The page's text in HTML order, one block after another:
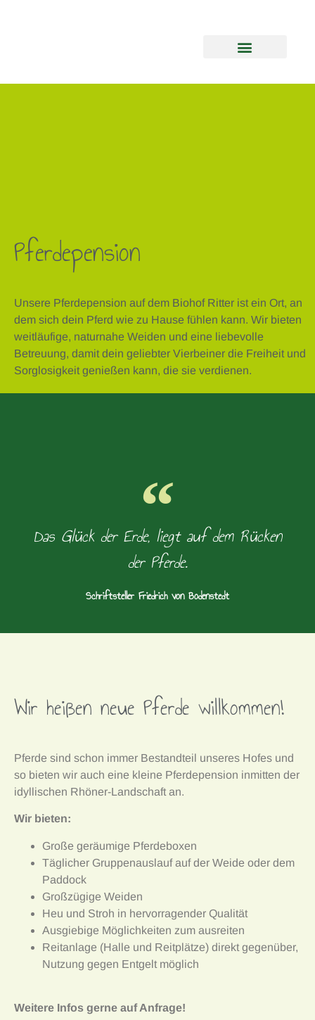
Pferdepension
Unsere Pferdepension auf dem Biohof Ritter ist ein Ort, an
dem sich dein Pferd wie zu Hause fühlen kann. Wir bieten
weitläufige, naturnahe Weiden und eine liebevolle
Betreuung, damit dein geliebter Vierbeiner die Freiheit und
Sorglosigkeit genießen kann, die sie verdienen.
Das Glück der Erde, liegt auf dem Rücken
der Pferde.
Schriftsteller Friedrich von Bodenstedt
Wir heißen neue Pferde willkommen!
Pferde sind schon immer Bestandteil unseres Hofes und
so bieten wir auch eine kleine Pferdepension inmitten der
idyllischen Rhöner-Landschaft an.
Wir bieten:
Große geräumige Pferdeboxen
Täglicher Gruppenauslauf auf der Weide oder dem
Paddock
Großzügige Weiden
Heu und Stroh in hervorragender Qualität
Ausgiebige Möglichkeiten zum ausreiten
Reitanlage (Halle und Reitplätze) direkt gegenüber,
Nutzung gegen Entgelt möglich
Weitere Infos gerne auf Anfrage!